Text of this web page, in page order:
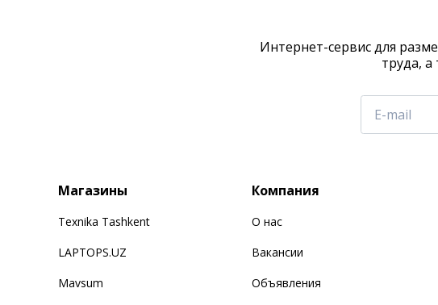
Интернет-сервис для
труда, а
Магазины
Texnika Tashkent
LAPTOPS.UZ
Mavsum
Компания
О нас
Вакансии
Объявления